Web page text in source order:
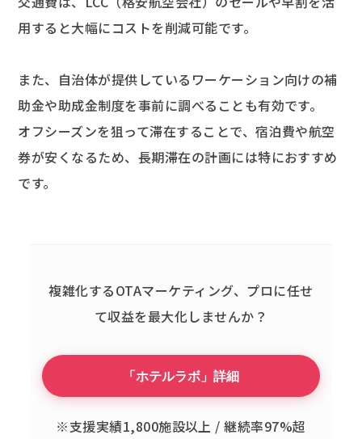
用すると大幅にコストを削減可能です。
また、自治体が提供しているワーケーション向けの補
助金や助成金制度を事前に調べることも有効です。
オフシーズンを狙って滞在することで、宿泊費や航空
券が安くなるため、長期滞在の計画には特におすすめ
です。
複雑化するOTAマーケティング、 プロに任せ
て収益を最大化しませんか？
「ホテルラボ」詳細
※支援実績1,800施設以上 / 継続率97%超